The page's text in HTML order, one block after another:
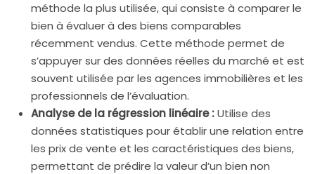
méthode la plus utilisée, qui consiste à comparer le
bien à évaluer à des biens comparables
récemment vendus. Cette méthode permet de
s’appuyer sur des données réelles du marché et est
souvent utilisée par les agences immobilières et les
professionnels de l’évaluation.
Analyse de la régression linéaire :Utilise des
données statistiques pour établir une relation entre
les prix de vente et les caractéristiques des biens,
permettant de prédire la valeur d’un bien non